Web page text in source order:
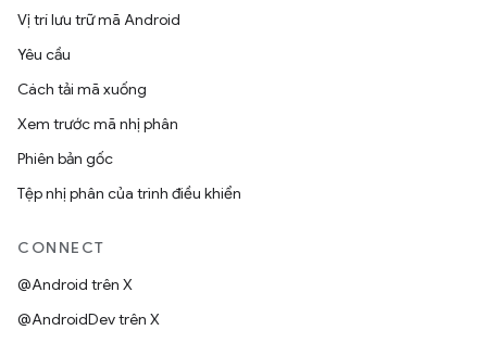
Vị trí lưu trữ mã Android
Yêu cầu
Cách tải mã xuống
Xem trước mã nhị phân
Phiên bản gốc
Tệp nhị phân của trình điều khiển
CONNECT
@Android trên X
@AndroidDev trên X